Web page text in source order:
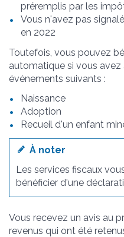
préremplis par les
Vous n'avez pas
en 2022
Toutefois, vous pouvez
automatique si vous avez
événements suivants :
Naissance
Adoption
Recueil d'un enfant
À noter
Les services fiscaux
bénéficier d'une
Vous recevez un avis au
revenus qui ont été